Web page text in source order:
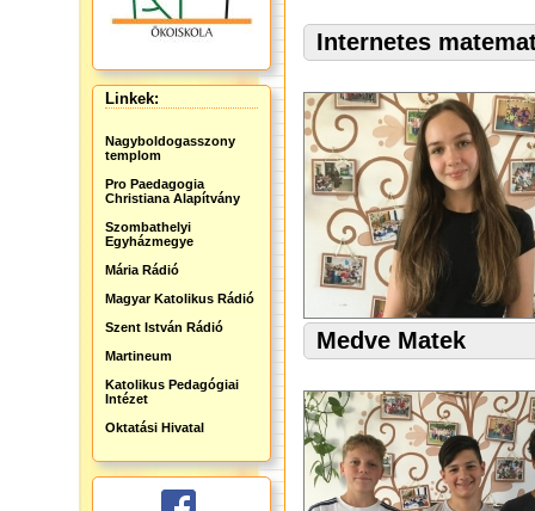
Linkek:
Nagyboldogasszony
templom
Pro Paedagogia
Christiana Alapítvány
Szombathelyi
Egyházmegye
Mária Rádió
Magyar Katolikus Rádió
Szent István Rádió
Martineum
Katolikus Pedagógiai
Intézet
Oktatási Hivatal
Internetes
Medve Matek